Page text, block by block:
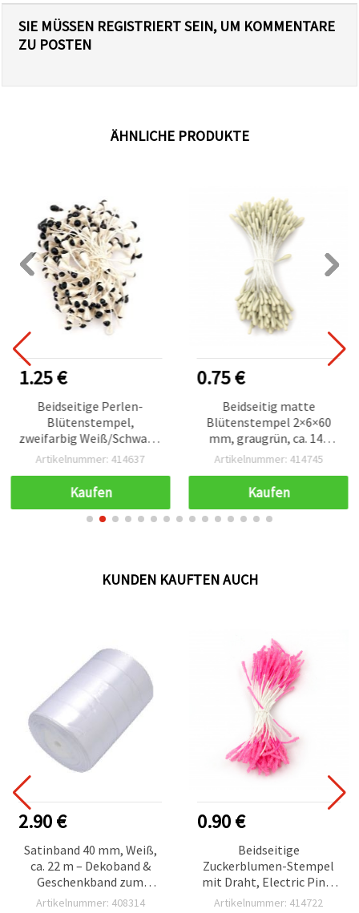
SIE MÜSSEN REGISTRIERT SEIN, UM KOMMENTARE
ZU POSTEN
ÄHNLICHE PRODUKTE
1.25 €
Beidseitige Perlen-
Blütenstempel,
zweifarbig Weiß/Schwarz,
5×8×57 mm, ca. 95 Stück –
Floristikzubehör
Artikelnummer: 414637
Kaufen
0.75 €
Beidseitig matte
Blütenstempel 2×6×60
mm, graugrün, ca. 144
Stück
Artikelnummer: 414745
Kaufen
KUNDEN KAUFTEN AUCH
2.90 €
Satinband 40 mm, Weiß,
ca. 22 m – Dekoband &
Geschenkband zum
Basteln
Artikelnummer: 408314
0.90 €
Beidseitige
Zuckerblumen-Stempel
mit Draht, Electric Pink,
3×10×60 mm, ca. 170
Artikelnummer: 414722